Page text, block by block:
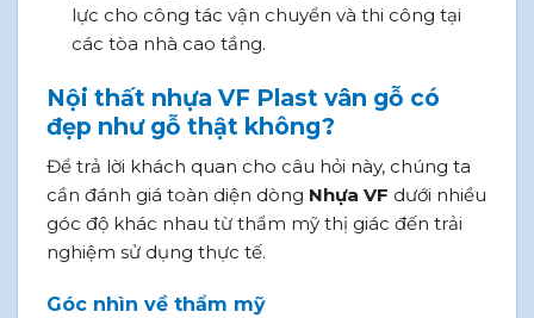
lực cho công tác vận chuyển và thi công tại
các tòa nhà cao tầng.
Nội thất nhựa VF Plast vân gỗ có
đẹp như gỗ thật không?
Để trả lời khách quan cho câu hỏi này, chúng ta
cần đánh giá toàn diện dòng Nhựa VF dưới nhiều
góc độ khác nhau từ thẩm mỹ thị giác đến trải
nghiệm sử dụng thực tế.
Góc nhìn về thẩm mỹ